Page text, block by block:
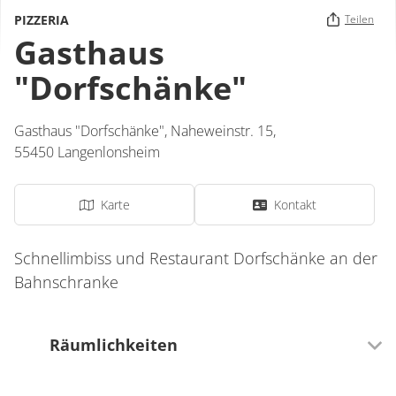
PIZZERIA Teilen
Gasthaus
"Dorfschänke"
Gasthaus "Dorfschänke", Naheweinstr. 15,
55450 Langenlonsheim
Karte Kontakt
Schnellimbiss und Restaurant Dorfschänke an der
Bahnschranke
Räumlichkeiten